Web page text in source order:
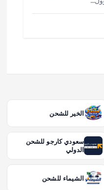
الخير للشحن
سعودي كارجو للشحن
الدولي
الشيماء للشحن